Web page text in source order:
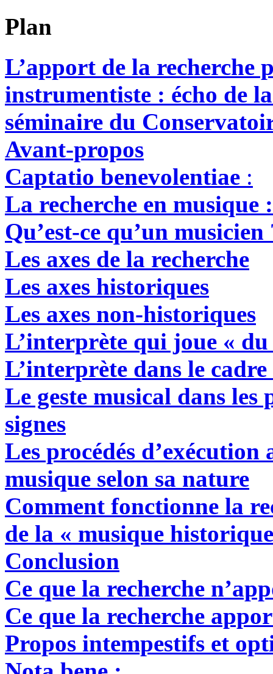
Plan
L’apport de la recherche
instrumentiste : écho de
séminaire du
Avant-propos
Captatio benevolentiae :
La recherche en musique
Qu’est-ce qu’un musicien
Les axes de la recherche
Les axes historiques
Les axes non-historiques
L’interprète qui joue «
L’interprète dans le
Le geste musical dans les
signes
Les procédés
musique selon sa nature
Comment fonctionne la
de la « musique
Conclusion
Ce que la recherche
Ce que la recherche
Propos intempestifs et